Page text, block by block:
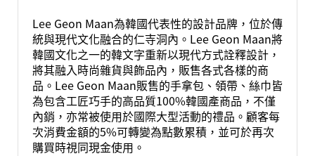
Lee Geon Maan為韓國代表性的設計品牌，位於傳
統與現代文化融合的仁寺洞內。Lee Geon Maan將
韓國文化之一的韓文字重新以現代方式詮釋設計，
將其融入時尚雜貨與飾品內，販售各式各樣的商
品。Lee Geon Maan販售的手拿包、領帶、絲巾皆
為包含工匠巧手的高品質100%韓國產商品，不僅
內銷，亦常被使用於國際大型活動的禮品。顧客每
次消費金額的5%可轉變為點數累積，並可於再次
購買時視同現金使用。